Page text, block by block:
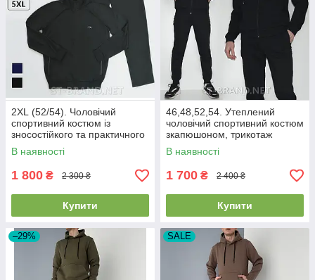
2XL (52/54). Чоловічий
спортивний костюм із
зносостійкого та практичного
трикотажу лакоста
В наявності
1 800 ₴ 2 300 ₴
Купити
46,48,52,54. Утеплений
чоловічий спортивний костюм
зкапюшоном, трикотаж
трьохнитка - чорний
В наявності
1 700 ₴ 2 400 ₴
Купити
–29% SALE